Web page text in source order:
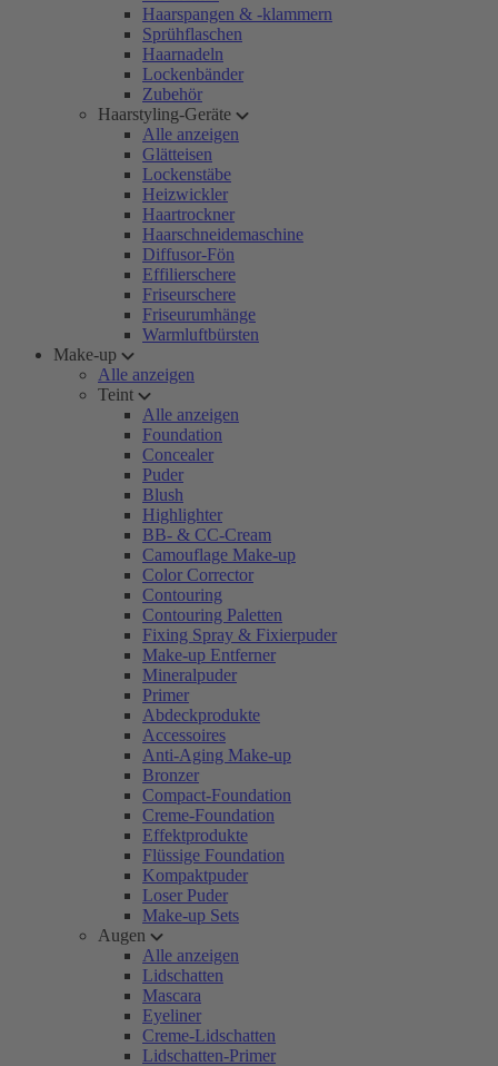
Haarspangen & -klammern
Sprühflaschen
Haarnadeln
Lockenbänder
Zubehör
Haarstyling-Geräte
Alle anzeigen
Glätteisen
Lockenstäbe
Heizwickler
Haartrockner
Haarschneidemaschine
Diffusor-Fön
Effilierschere
Friseurschere
Friseurumhänge
Warmluftbürsten
Make-up
Alle anzeigen
Teint
Alle anzeigen
Foundation
Concealer
Puder
Blush
Highlighter
BB- & CC-Cream
Camouflage Make-up
Color Corrector
Contouring
Contouring Paletten
Fixing Spray & Fixierpuder
Make-up Entferner
Mineralpuder
Primer
Abdeckprodukte
Accessoires
Anti-Aging Make-up
Bronzer
Compact-Foundation
Creme-Foundation
Effektprodukte
Flüssige Foundation
Kompaktpuder
Loser Puder
Make-up Sets
Augen
Alle anzeigen
Lidschatten
Mascara
Eyeliner
Creme-Lidschatten
Lidschatten-Primer